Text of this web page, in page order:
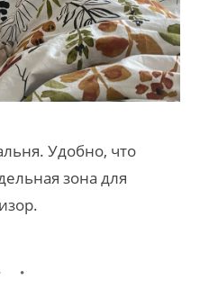
Удобно, что
зона для